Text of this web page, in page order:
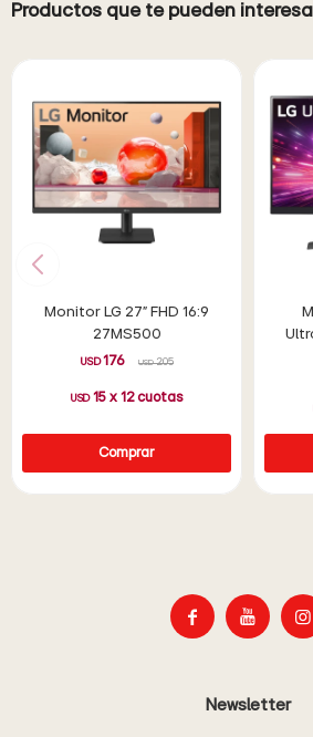
Productos que te pueden
Monitor LG 27" FHD 16:9
27MS500
USD 176 USD 205
USD 15 x 12cuotas
  
Newsletter